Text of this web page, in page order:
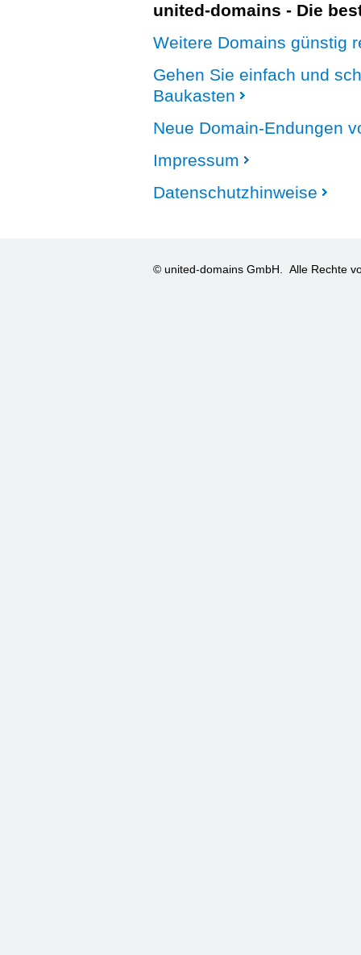
united-domains - Die
Weitere Domains günstig
Gehen Sie einfach und
Baukasten
Neue Domain-Endungen
Impressum
Datenschutzhinweise
© united-domains GmbH. Alle Rechte